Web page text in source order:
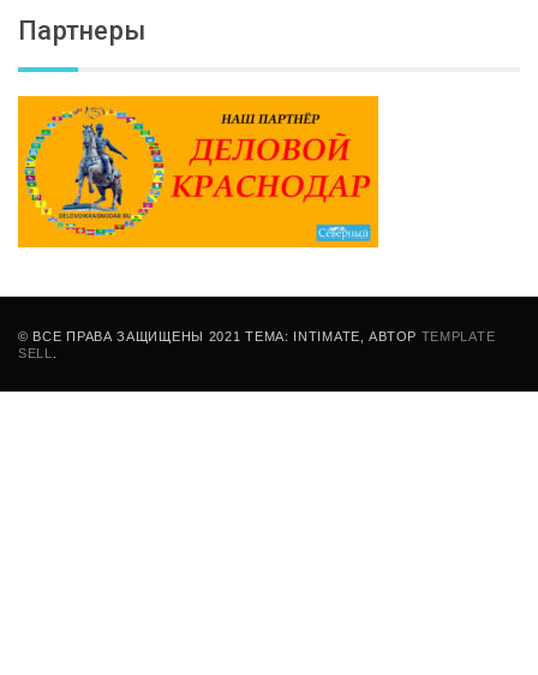
Партнеры
© ВСЕ ПРАВА ЗАЩИЩЕНЫ 2021 ТЕМА: INTIMATE, АВТОР TEMPLATE
SELL